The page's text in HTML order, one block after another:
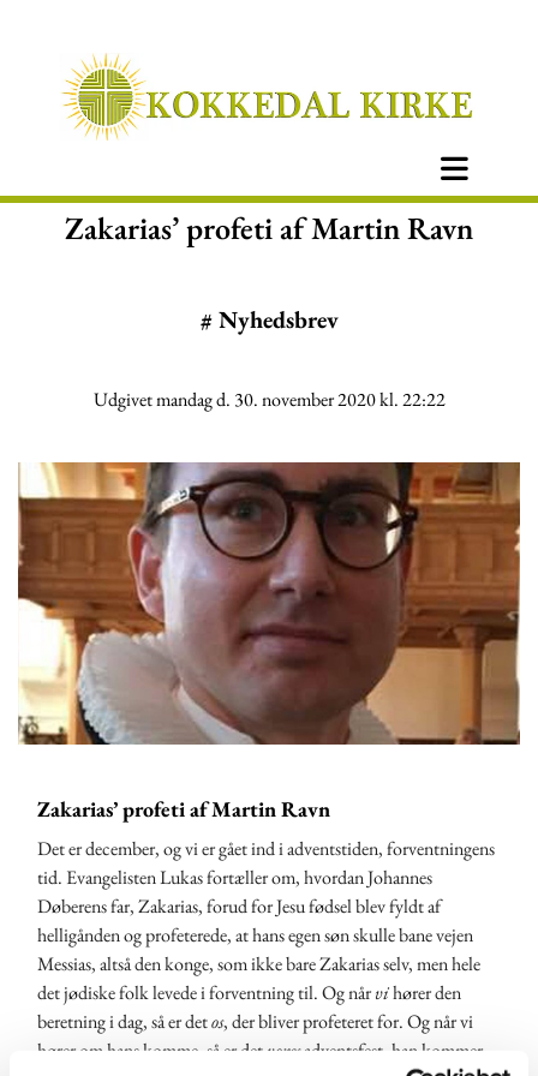
Zakarias’ profeti af Martin Ravn
#Nyhedsbrev
Udgivet mandag d. 30. november 2020 kl. 22:22
Zakarias’ profeti af Martin Ravn
Det er december, og vi er gået ind i adventstiden, forventningens
tid. Evangelisten Lukas fortæller om, hvordan Johannes
Døberens far, Zakarias, forud for Jesu fødsel blev fyldt af
helligånden og profeterede, at hans egen søn skulle bane vejen
Messias, altså den konge, som ikke bare Zakarias selv, men hele
det jødiske folk levede i forventning til. Og nårvihører den
beretning i dag, så er detos, der bliver profeteret for. Og når vi
hører om hans komme, så er detvoresadventsfest, han kommer